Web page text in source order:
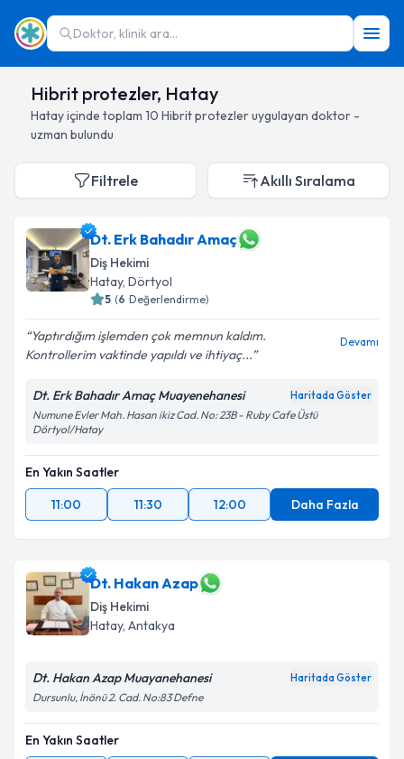
Doktor, klinik ara...
Hibrit protezler, Hatay
Hatayiçinde toplam 10 Hibrit protezleruygulayan doktor -
uzman bulundu
Filtrele Akıllı Sıralama
Dt. Erk Bahadır Amaç
Diş Hekimi
Hatay, Dörtyol
5 (6 Değerlendirme)
Yaptırdığım işlemden çok memnun kaldım.
Kontrollerim vaktinde yapıldı ve ihtiyaç...
Devamı
Dt. Erk Bahadır Amaç Muayenehanesi Haritada Göster
Numune Evler Mah. Hasan ikiz Cad. No: 23B - Ruby Cafe Üstü
Dörtyol/Hatay
En Yakın Saatler
11:00
11:30 12:00 Daha Fazla
Dt. Hakan Azap
Diş Hekimi
Hatay, Antakya
Dt. Hakan Azap Muayanehanesi Haritada Göster
Dursunlu, İnönü 2. Cad. No:83 Defne
En Yakın Saatler